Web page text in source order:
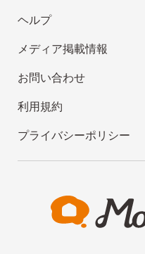
ヘルプ
メディア掲載情報
お問い合わせ
利用規約
プライバシーポリシー